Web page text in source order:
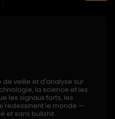
veille et d'analyse sur
la science et les
les signaux forts, les
redessinent le monde —
et sans bullshit.